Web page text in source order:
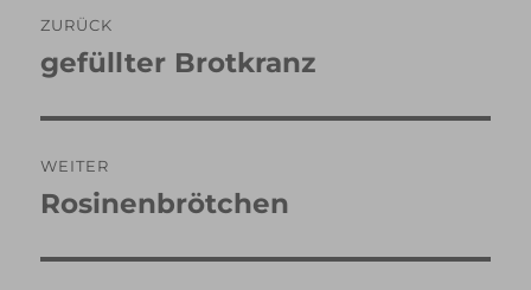
ZURÜCK
Vorheriger
gefüllter Brotkranz
WEITER
Nächster
Rosinenbrötchen